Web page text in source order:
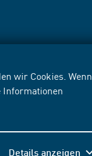
wir Cookies. Wenn
Informationen
Details anzeigen